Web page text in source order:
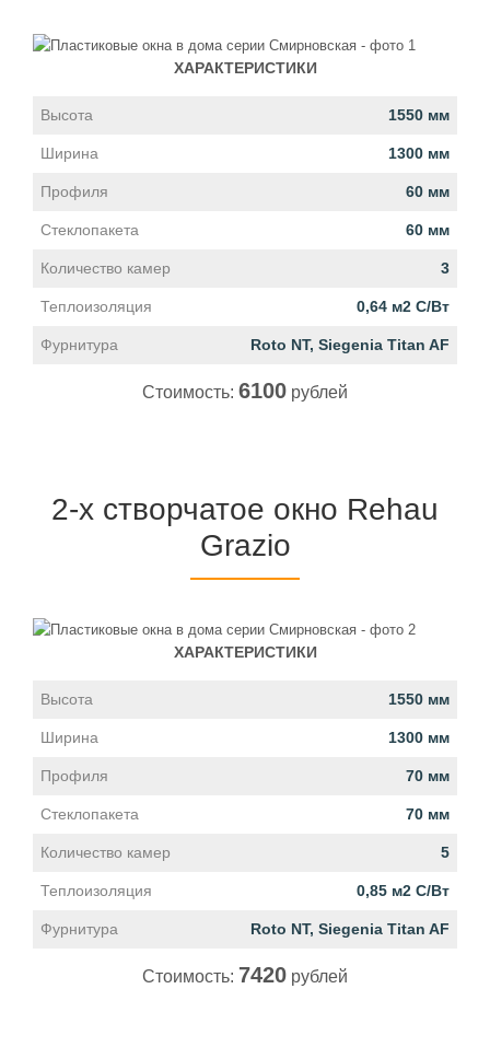
ХАРАКТЕРИСТИКИ
Высота 1550 мм
Ширина 1300 мм
Профиля 60 мм
Стеклопакета 60 мм
Количество камер 3
Теплоизоляция 0,64 м2 С/Вт
Фурнитура Roto NT, Siegenia Titan AF
Стоимость: 6100 рублей
2-х створчатое окно Rehau
Grazio
ХАРАКТЕРИСТИКИ
Высота 1550 мм
Ширина 1300 мм
Профиля 70 мм
Стеклопакета 70 мм
Количество камер 5
Теплоизоляция 0,85 м2 С/Вт
Фурнитура Roto NT, Siegenia Titan AF
Стоимость: 7420 рублей